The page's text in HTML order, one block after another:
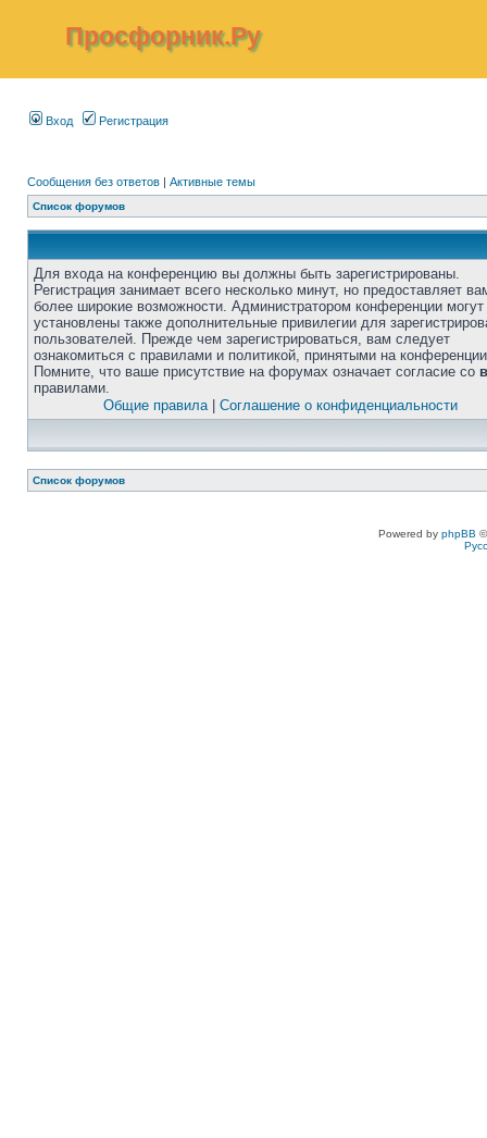
Просфорник.Ру
Вход Регистрация
Сообщения без ответов | Активные темы
Список форумов
Для входа на конференцию вы должны быть зарегистрированы.
Регистрация занимает всего несколько минут, но предоставляет
более широкие возможности. Администратором конференции
установлены также дополнительные привилегии для
пользователей. Прежде чем зарегистрироваться, вам следует
ознакомиться с правилами и политикой, принятыми на
Помните, что ваше присутствие на форумах означает согласие со
правилами.
Общие правила| Соглашение о конфиденциальности
Список форумов
Powered by phpBB